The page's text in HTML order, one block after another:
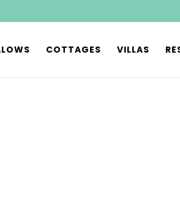
COTTAGES VILLAS